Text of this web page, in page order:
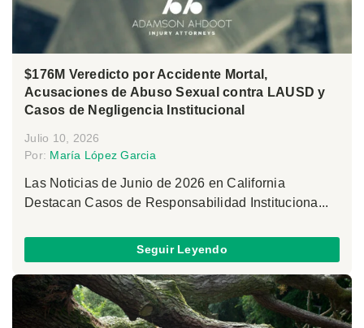
$176M Veredicto por Accidente Mortal,
Acusaciones de Abuso Sexual contra LAUSD y
Casos de Negligencia Institucional
Julio 10, 2026
Por: María López Garcia
Las Noticias de Junio de 2026 en California
Destacan Casos de Responsabilidad Instituciona...
Seguir Leyendo